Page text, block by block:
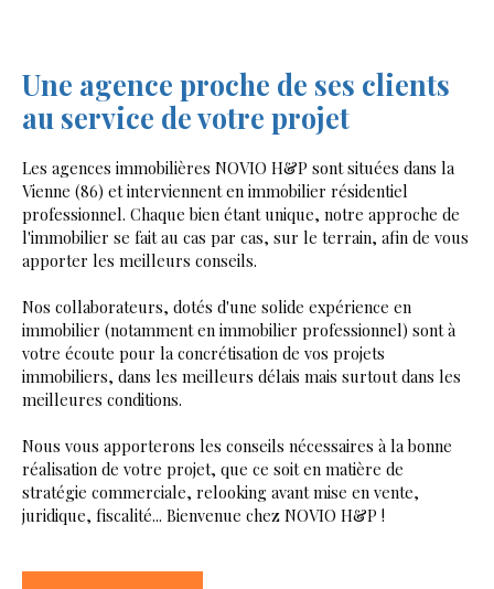
Une agence proche de ses clients
au service de votre projet
Les agences immobilières NOVIO H&P sont situées dans la
Vienne (86) et interviennent en immobilier résidentiel
professionnel. Chaque bien étant unique, notre approche de
l'immobilier se fait au cas par cas, sur le terrain, afin de vous
apporter les meilleurs conseils.
Nos collaborateurs, dotés d'une solide expérience en
immobilier (notamment en immobilier professionnel) sont à
votre écoute pour la concrétisation de vos projets
immobiliers, dans les meilleurs délais mais surtout dans les
meilleures conditions.
Nous vous apporterons les conseils nécessaires à la bonne
réalisation de votre projet, que ce soit en matière de
stratégie commerciale, relooking avant mise en vente,
juridique, fiscalité... Bienvenue chez NOVIO H&P !